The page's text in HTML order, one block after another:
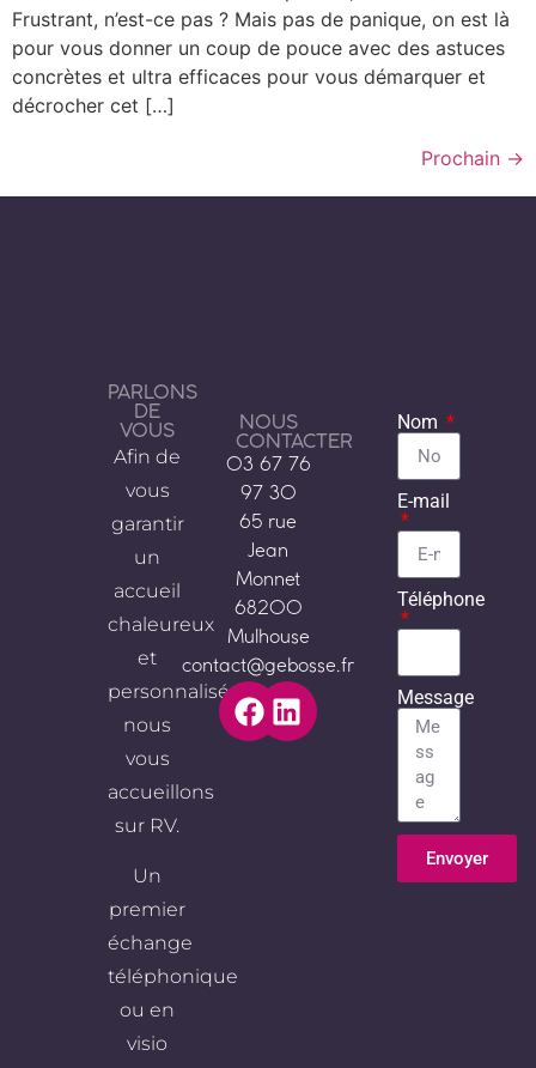
Frustrant, n’est-ce pas ? Mais pas de panique, on est là
pour vous donner un coup de pouce avec des astuces
concrètes et ultra efficaces pour vous démarquer et
décrocher cet […]
Prochain →
PARLONS
DE
VOUS
Afin de
vous
garantir
un
accueil
chaleureux
et
personnalisé,
nous
vous
accueillons
sur RV.
Un
premier
échange
téléphonique
ou en
visio
NOUS
CONTACTER
03 67 76
97 30
65 rue
Jean
Monnet
68200
Mulhouse
contact@gebosse.fr
Nom
E-mail
Téléphone
Message
Envoyer